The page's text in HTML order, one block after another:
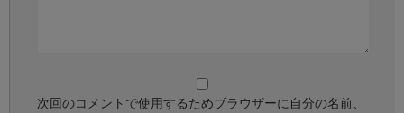
次回のコメントで使用するためブラウザーに自分の名前、